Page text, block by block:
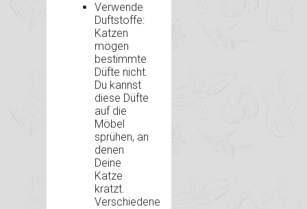
Verwende
Duftstoffe:
Katzen
mögen
bestimmte
Düfte nicht.
Du kannst
diese Düfte
auf die
Möbel
sprühen, an
denen
Deine
Katze
kratzt.
Verschiedene